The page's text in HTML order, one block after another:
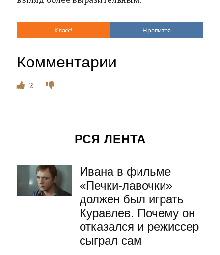
Класс! Нравится
Комментарии
2
РСЯ ЛЕНТА
Ивана в фильме
«Печки-лавочки»
должен был играть
Куравлев. Почему он
отказался и режиссер
сыграл сам